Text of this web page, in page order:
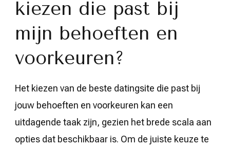
kiezen die past bij
mijn behoeften en
voorkeuren?
Het kiezen van de beste datingsite die past bij
jouw behoeften en voorkeuren kan een
uitdagende taak zijn, gezien het brede scala aan
opties dat beschikbaar is. Om de juiste keuze te